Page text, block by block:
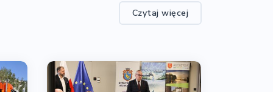
Czytaj więcej